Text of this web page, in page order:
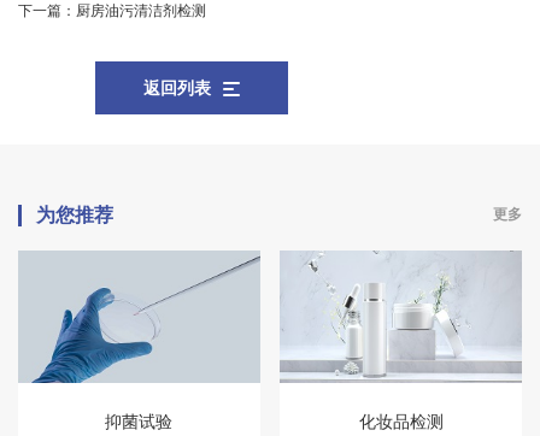
下一篇： 厨房油污清洁剂检测
返回列表
为您推荐 更多
抑菌试验 化妆品检测